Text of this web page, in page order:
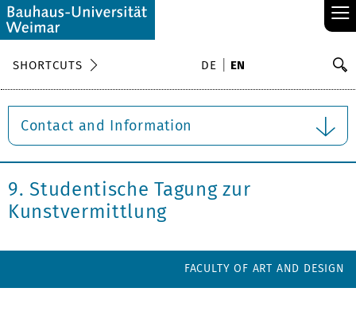
≡
SHORTCUTS DE EN
Contact and Information
9. Studentische Tagung zur
Kunstvermittlung
FACULTY OF ART AND DESIGN